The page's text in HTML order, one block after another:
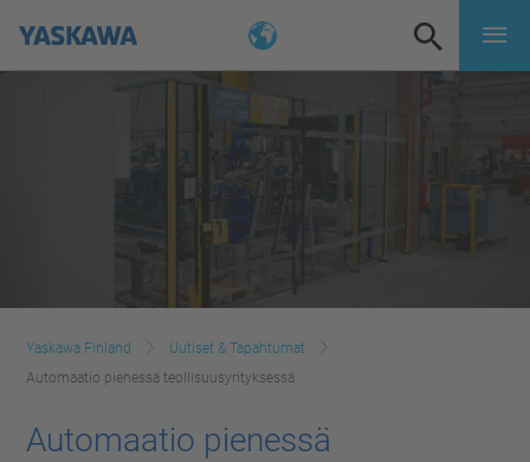
Yaskawa Finland
Uutiset & Tapahtumat
Automaatio pienessä teollisuusyrityksessä
Automaatio pienessä